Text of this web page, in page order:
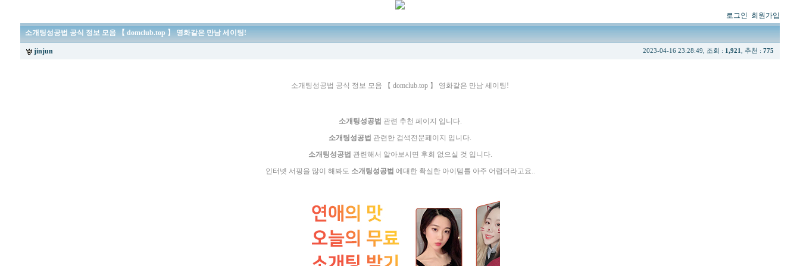
로그인 회원가입
소­개­팅­성­공­법 공식 정보 모음 【 domclub.top 】 영화같은 만남 세이팅!
jinjun 2023-04-16 23:28:49, 조회 : 1,921 , 추천 : 775
소­개­팅­성­공­법 공식 정보 모음 【 domclub.top 】 영화같은 만남 세이팅!
소­개­팅­성­공­법 관련 추천 페이지 입니다.
소­개­팅­성­공­법 관련한 검색전문페이지 입니다.
소­개­팅­성­공­법 관련해서 알아보시면 후회 없으실 것 입니다.
인터넷 서핑을 많이 해봐도 소­개­팅­성­공­법 에대한 확실한 아이템를 아주 어렵더라고요..